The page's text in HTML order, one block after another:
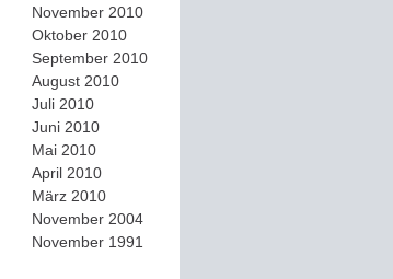
November 2010
Oktober 2010
September 2010
August 2010
Juli 2010
Juni 2010
Mai 2010
April 2010
März 2010
November 2004
November 1991